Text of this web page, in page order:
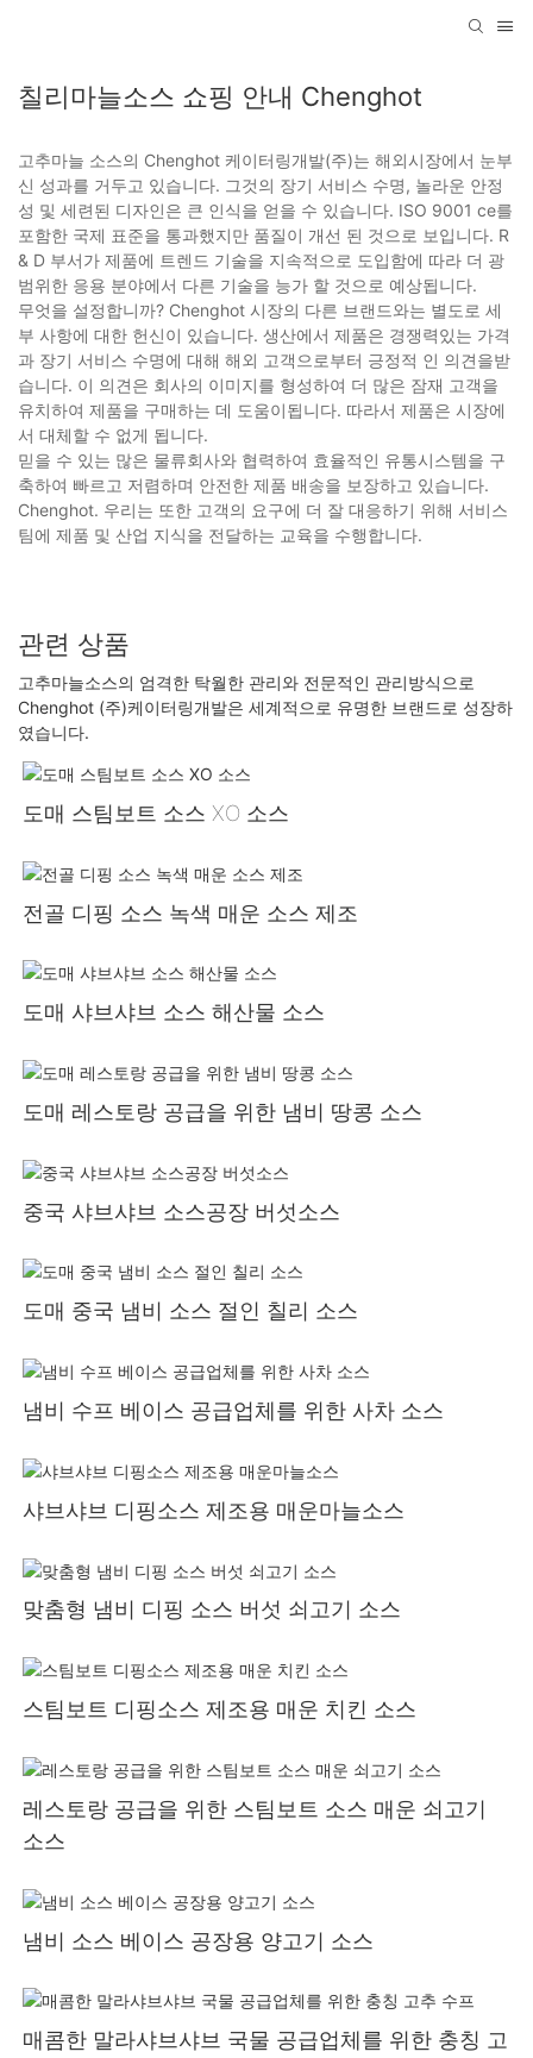
칠리마늘소스 쇼핑 안내 Chenghot
고추마늘 소스의 Chenghot 케이터링개발(주)는 해외시장에서 눈부
신 성과를 거두고 있습니다. 그것의 장기 서비스 수명, 놀라운 안정
성 및 세련된 디자인은 큰 인식을 얻을 수 있습니다. ISO 9001 ce를
포함한 국제 표준을 통과했지만 품질이 개선 된 것으로 보입니다. R
& D 부서가 제품에 트렌드 기술을 지속적으로 도입함에 따라 더 광
범위한 응용 분야에서 다른 기술을 능가 할 것으로 예상됩니다.
무엇을 설정합니까? Chenghot 시장의 다른 브랜드와는 별도로 세
부 사항에 대한 헌신이 있습니다. 생산에서 제품은 경쟁력있는 가격
과 장기 서비스 수명에 대해 해외 고객으로부터 긍정적 인 의견을받
습니다. 이 의견은 회사의 이미지를 형성하여 더 많은 잠재 고객을
유치하여 제품을 구매하는 데 도움이됩니다. 따라서 제품은 시장에
서 대체할 수 없게 됩니다.
믿을 수 있는 많은 물류회사와 협력하여 효율적인 유통시스템을 구
축하여 빠르고 저렴하며 안전한 제품 배송을 보장하고 있습니다.
Chenghot. 우리는 또한 고객의 요구에 더 잘 대응하기 위해 서비스
팀에 제품 및 산업 지식을 전달하는 교육을 수행합니다.
관련 상품
고추마늘소스의 엄격한 탁월한 관리와 전문적인 관리방식으로
Chenghot (주)케이터링개발은 세계적으로 유명한 브랜드로 성장하
였습니다.
도매 스팀보트 소스 XO 소스
전골 디핑 소스 녹색 매운 소스 제조
도매 샤브샤브 소스 해산물 소스
도매 레스토랑 공급을 위한 냄비 땅콩 소스
중국 샤브샤브 소스공장 버섯소스
도매 중국 냄비 소스 절인 칠리 소스
냄비 수프 베이스 공급업체를 위한 사차 소스
샤브샤브 디핑소스 제조용 매운마늘소스
맞춤형 냄비 디핑 소스 버섯 쇠고기 소스
스팀보트 디핑소스 제조용 매운 치킨 소스
레스토랑 공급을 위한 스팀보트 소스 매운 쇠고기
소스
냄비 소스 베이스 공장용 양고기 소스
매콤한 말라샤브샤브 국물 공급업체를 위한 충칭 고